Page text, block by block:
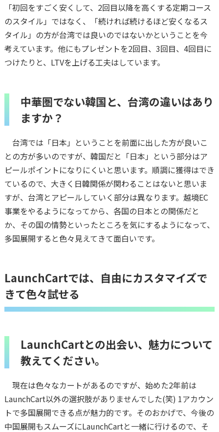
「初回をすごく安くして、2回目以降を高くする定期コース
のスタイル」ではなく、「続ければ続けるほど安くなるス
タイル」の方が台湾では良いのではないかということを今
考えています。他にもプレゼントを2回目、3回目、4回目に
つけたりと、LTVを上げる工夫はしています。
中華圏でない韓国と、台湾の違いはあり
ますか？
台湾では「日本」ということを前面に出した方が良いこ
との方が多いのですが、韓国だと「日本」という部分はア
ピールポイントになりにくいと思います。順調に獲得はでき
ているので、大きく日韓関係が関わることはないと思いま
すが、台湾とアピールしていく部分は異なります。越境EC
事業をやるようになってから、各国の日本との関係だと
か、その国の情勢といったところを気にするようになって、
多国展開すると色々見えてきて面白いです。
LaunchCartでは、自由にカスタマイズで
きて色々試せる
LaunchCartとの出会い、魅力について
教えてください。
現在は色々なカートがあるのですが、始めた2年前は
LaunchCart以外の選択肢がありませんでした(笑) 1アカウン
トで多国展開できる点が魅力的です。そのおかげで、今後の
中国展開もスムーズにLaunchCartと一緒に行けるので、そ